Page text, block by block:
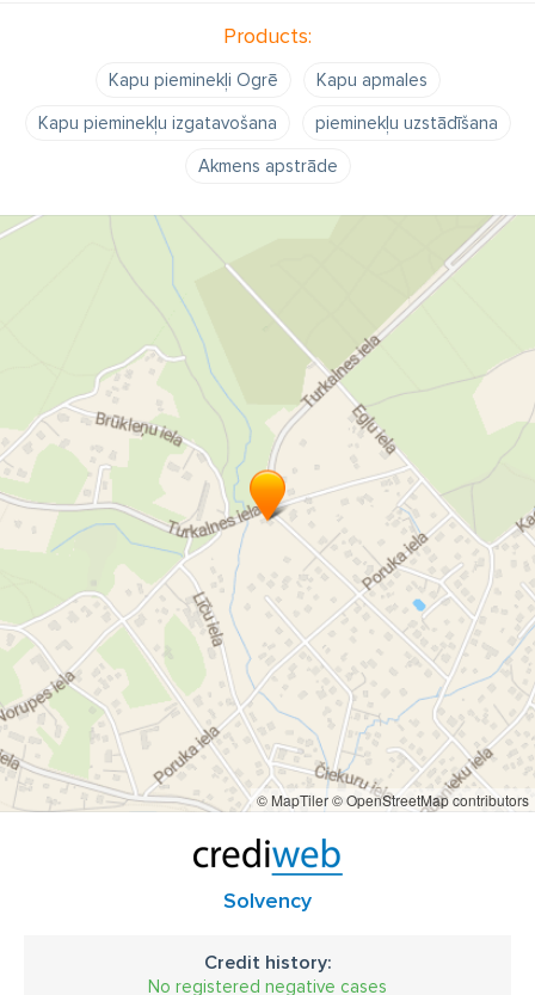
Products:
Kapu pieminekļi Ogrē
Kapu apmales
Kapu pieminekļu izgatavošana
pieminekļu uzstādīšana
Akmens apstrāde
© MapTiler© OpenStreetMap contributors
Solvency
Credit history:
No registered negative cases